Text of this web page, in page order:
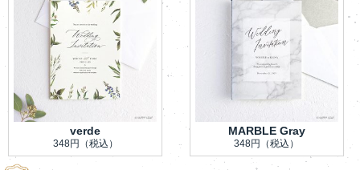
verde
348円 （税込）
MARBLE Gray
348円 （税込）